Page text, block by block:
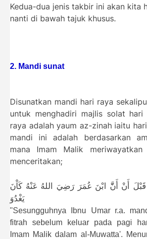
Kedua-dua jenis takbir ini akan kita
nanti di bawah tajuk khusus.
2. Mandi sunat
Disunatkan mandi hari raya
untuk menghadiri majlis solat hari
raya adalah yaum az-zinah iaitu
mandi ini adalah berdasarkan
mana Imam Malik
menceritakan;
أَنَّّ ابْنَ عُمَرَ رَضِيَ اللهُ عَنْهُ كَاْنَ أَنْ
يَغْدُوَ
"Sesungguhnya Ibnu Umar r.a.
fitrah sebelum keluar pada pagi
Imam Malik dalam al-Muwatta'.